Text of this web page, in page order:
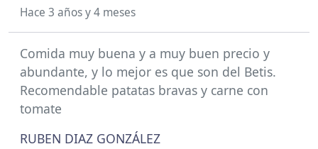
Hace 3 años y 4 meses
Comida muy buena y a muy buen precio y
abundante, y lo mejor es que son del Betis.
Recomendable patatas bravas y carne con
tomate
RUBEN DIAZ GONZÁLEZ